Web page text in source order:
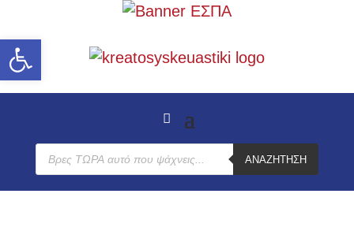
Ανοίξτε τη γραμμή εργαλείων
Products
search
ΑΝΑΖΉΤΗΣΗ